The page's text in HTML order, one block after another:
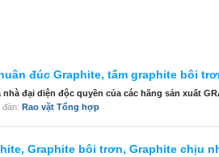
đúc Graphite, tấm graphite bôi
đại diện độc quyền của các hãng sản xuất
đàn: Rao vặt Tổng hợp
Graphite bôi trơn, Graphite chịu